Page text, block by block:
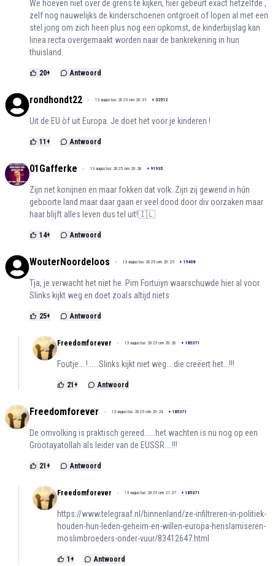
We hoeven niet over de grens te kijken, hier gebeurt exact hetzelfde ,
zelf nog nauwelijks de kinderschoenen ontgroeit of lopen al met een
stel jong om zich heen plus nog een opkomst, de kinderbijslag kan
linea recta overgemaakt worden naar de bankrekening in hun
thuisland.
20+ Antwoord
rondhondt22 13 augustus 2025 om 20:31 + 32512
Uit de EU òf uit Europa. Je doet het voor je kinderen !
11 + Antwoord
01Gafferke 13 augustus 2025 om 20:28 + 91935
Zijn net konijnen en maar fokken dat volk. Zijn zij gewend in hún
geboorte land maar daar gaan er veel dood door div oorzaken maar
haar blijft alles leven dus tel uit!🇮🇱
14+ Antwoord
WouterNoordeloos 13 augustus 2025 om 20:25 + 19408
Tja, je verwacht het niet he. Pim Fortuiyn waarschuwde hier al voor.
Slinks kijkt weg en doet zoals altijd niets
25+ Antwoord
Freedomforever 13 augustus 2025 om 20:26 + 185371
Foutje....!......Slinks kijkt niet weg....die creëert het...!!!
21 + Antwoord
Freedomforever 13 augustus 2025 om 20:24 + 185371
De omvolking is praktisch gereed......het wachten is nu nog op een
Grootayatollah als leider van de EUSSR....!!!
21 + Antwoord
Freedomforever 13 augustus 2025 om 21:37 + 185371
https://www.telegraaf.nl/binnenland/ze-infiltreren-in-politiek-
houden-hun-leden-geheim-en-willen-europa-herislamiseren-
moslimbroeders-onder-vuur/83412647.html
1 + Antwoord